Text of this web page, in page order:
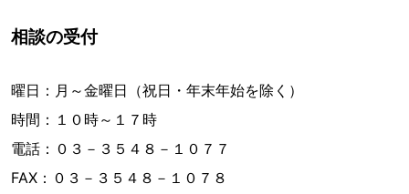
相談の受付
曜日：月～金曜日（祝日・年末年始を除く）
時間：１０時～１７時
電話：０３－３５４８－１０７７
FAX：０３－３５４８－１０７８